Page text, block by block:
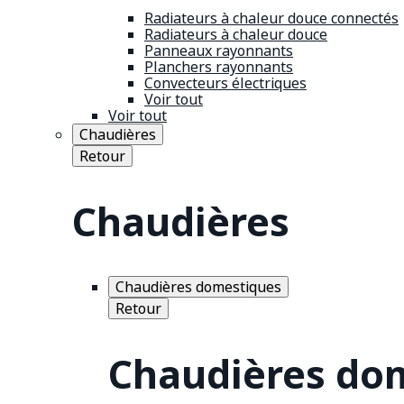
Radiateurs à chaleur douce connectés
Radiateurs à chaleur douce
Panneaux rayonnants
Planchers rayonnants
Convecteurs électriques
Voir tout
Voir tout
Chaudières
Retour
Chaudières
Chaudières domestiques
Retour
Chaudières